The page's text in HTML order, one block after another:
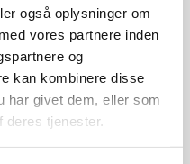
også oplysninger om
vores partnere inden
og
kan kombinere disse
har givet dem, eller som
deres tjenester.